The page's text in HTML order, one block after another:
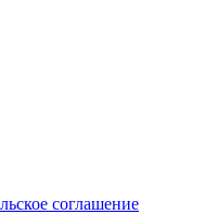
соглашение